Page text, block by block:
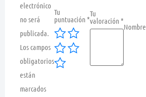
electrónico
no será
publicada.
Los campos
obligatorios
están
marcados
Tu
puntuación *
Tu
valoración *
Nombre